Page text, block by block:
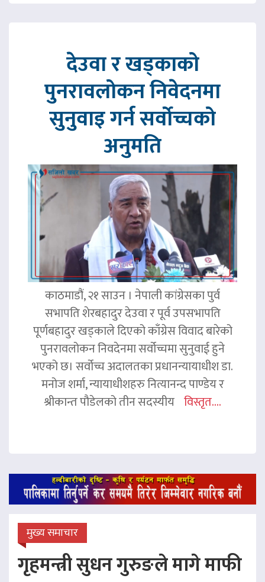
देउवा र खड्काको
पुनरावलोकन निवेदनमा
सुनुवाइ गर्न सर्वोच्चको
अनुमति
काठमाडौं, २१ साउन । नेपाली कांग्रेसका पुर्व
सभापति शेरबहादुर देउवा र पूर्व उपसभापति
पूर्णबहादुर खड्काले दिएको काँग्रेस विवाद बारेको
पुनरावलोकन निवदेनमा सर्वोच्चमा सुनुवाई हुने
भएको छ। सर्वोच्च अदालतका प्रधानन्यायाधीश डा.
मनोज शर्मा, न्यायाधीशहरु नित्यानन्द पाण्डेय र
श्रीकान्त पौडेलको तीन सदस्यीय विस्तृत....
मुख्य समाचार
गृहमन्त्री सुधन गुरुङले मागे माफी